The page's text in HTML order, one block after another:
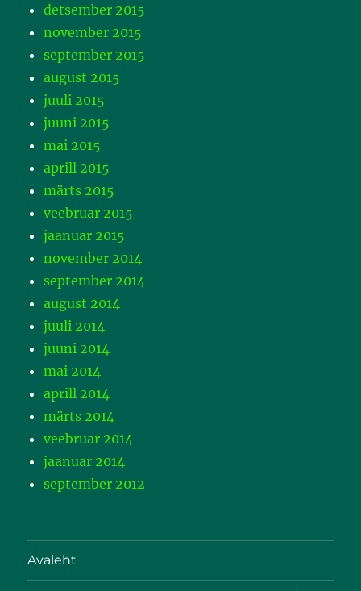
detsember 2015
november 2015
september 2015
august 2015
juuli 2015
juuni 2015
mai 2015
aprill 2015
märts 2015
veebruar 2015
jaanuar 2015
november 2014
september 2014
august 2014
juuli 2014
juuni 2014
mai 2014
aprill 2014
märts 2014
veebruar 2014
jaanuar 2014
september 2012
Avaleht